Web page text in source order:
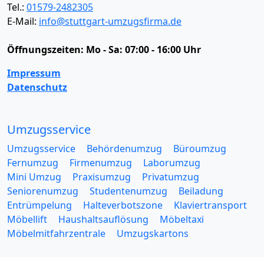
Tel.: 01579-2482305
E-Mail: info@stuttgart-umzugsfirma.de
Öffnungszeiten: Mo - Sa: 07:00 - 16:00 Uhr
Impressum
Datenschutz
Umzugsservice
Umzugsservice Behördenumzug
Büroumzug
Fernumzug
Firmenumzug
Laborumzug
Mini Umzug
Praxisumzug
Privatumzug
Seniorenumzug
Studentenumzug
Beiladung
Entrümpelung
Halteverbotszone
Klaviertransport
Möbellift
Haushaltsauflösung
Möbeltaxi
Möbelmitfahrzentrale
Umzugskartons